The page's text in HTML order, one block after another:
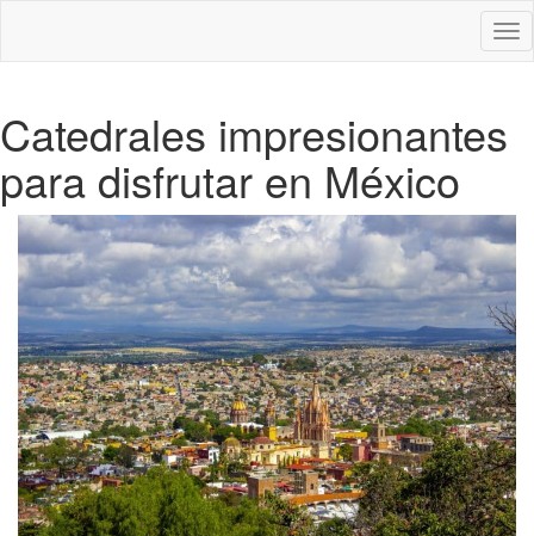
Catedrales impresionantes
para disfrutar en México